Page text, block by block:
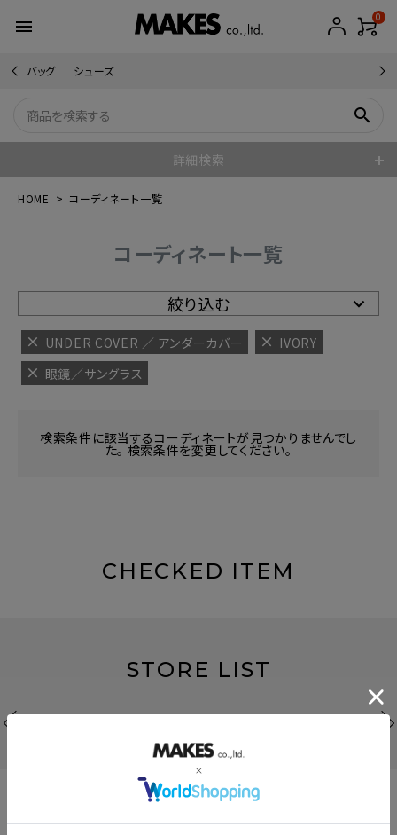
menu 0
バッグ シューズ
search
詳細検索
HOME コーディネート一覧
コーディネート一覧
絞り込む
UNDER COVER ／ アンダーカバー
IVORY
眼鏡／サングラス
検索条件に該当するコーディネートが見つかりませんでし
た。 検索条件を変更してください。
CHECKED ITEM
STORE LIST